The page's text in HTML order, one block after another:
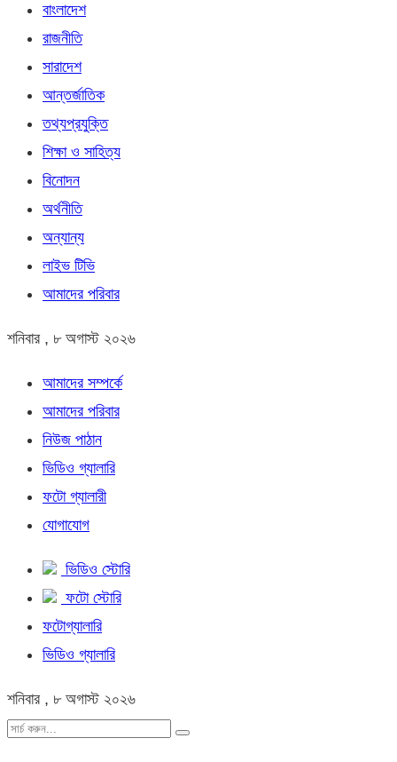
বাংলাদেশ
রাজনীতি
সারাদেশ
আন্তর্জাতিক
তথ্যপ্রযুক্তি
শিক্ষা ও সাহিত্য
বিনোদন
অর্থনীতি
অন্যান্য
লাইভ টিভি
আমাদের পরিবার
শনিবার , ৮ অগাস্ট ২০২৬
আমাদের সম্পর্কে
আমাদের পরিবার
নিউজ পাঠান
ভিডিও গ্যালারি
ফটো গ্যালারী
যোগাযোগ
ভিডিও স্টোরি
ফটো স্টোরি
ফটোগ্যালারি
ভিডিও গ্যালারি
শনিবার , ৮ অগাস্ট ২০২৬